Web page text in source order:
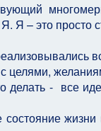
Я – это просто
целями,
делать - все
состояние